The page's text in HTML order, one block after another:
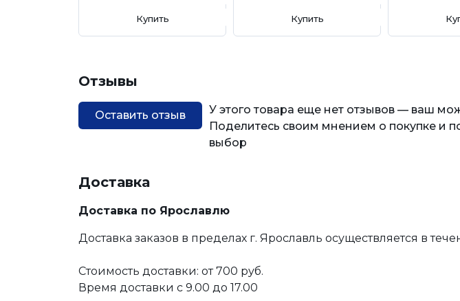
Купить Купить
Отзывы
Оставить отзыв
У этого товара еще нет отзывов — ваш
Поделитесь своим мнением о покупке и
выбор
Доставка
Доставка по Ярославлю
Доставка заказов в пределах г. Ярославль осуществляется в
Стоимость доставки: от 700 руб.
Время доставки с 9.00 до 17.00